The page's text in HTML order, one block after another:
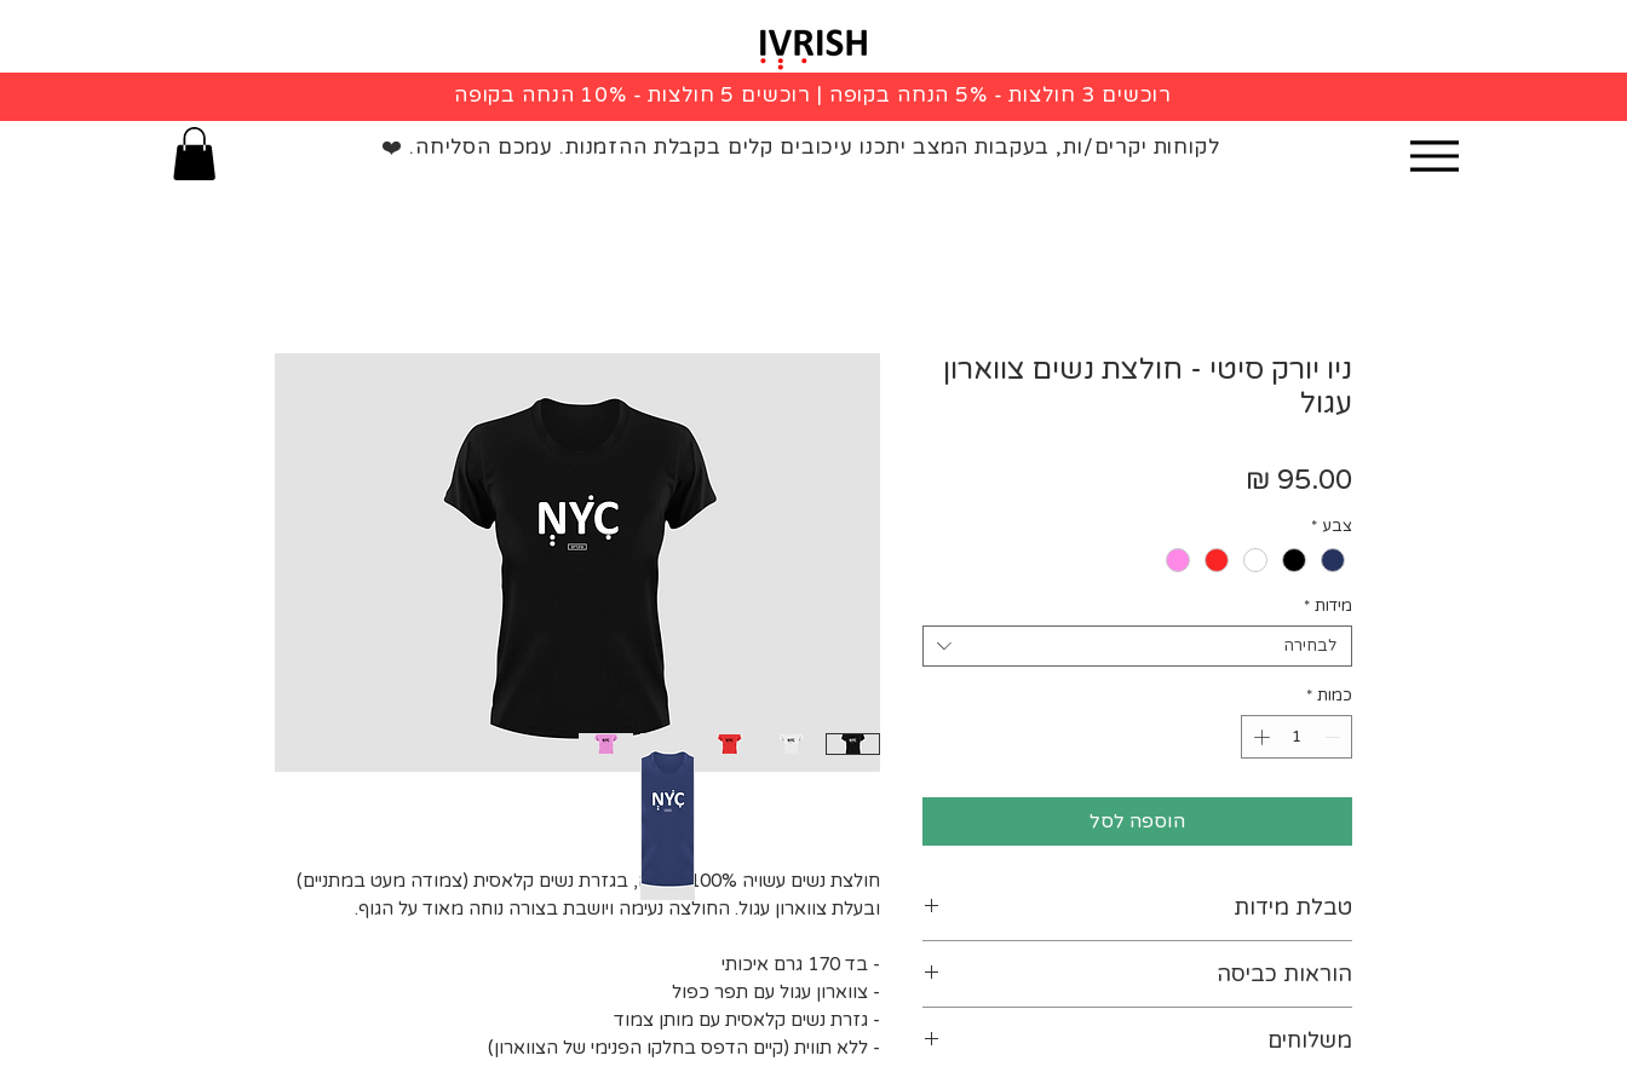
רוכשים 3 חולצות - 5% הנחה בקופה | רוכשים 5 חולצות - 10% הנחה בקופה
לקוחות יקרים/ות, בעקבות המצב יתכנו עיכובים קלים בקבלת ההזמנות. עמכם הסליחה. ❤️
חולצת נשים עשויה 100% כותנה, בגזרת נשים קלאסית (צמודה מעט במתניים)
ובעלת צווארון עגול. החולצה נעימה ויושבת בצורה נוחה מאוד על הגוף.
- בד 170 גרם איכותי
- צווארון עגול עם תפר כפול
- גזרת נשים קלאסית עם מותן צמוד
- ללא תווית (קיים הדפס בחלקו הפנימי של הצווארון)
ניו יורק סיטי - חולצת נשים צווארון
עגול
צבע *
מידות *
לבחירה
כמות *
הוספה לסל
טבלת מידות
הוראות כביסה
משלוחים